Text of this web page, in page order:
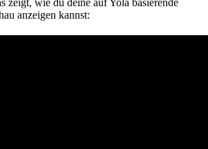
zeigt, wie du deine auf Yola basierende
anzeigen kannst: